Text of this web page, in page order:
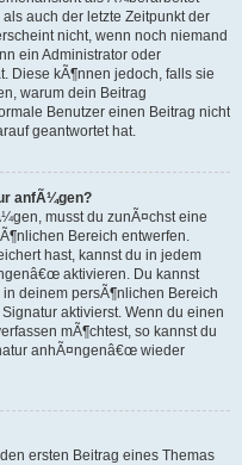
auch der letzte Zeitpunkt der
nicht, wenn noch niemand
ein Administrator oder
Diese kÃ¶nnen jedoch, falls sie
warum dein Beitrag
Benutzer einen Beitrag nicht
geantwortet hat.
anfÃ¼gen?
musst du zunÃ¤chst eine
Bereich entwerfen.
hast, kannst du in jedem
aktivieren. Du kannst
deinem persÃ¶nlichen Bereich
aktivierst. Wenn du einen
mÃ¶chtest, so kannst du
anhÃ¤ngenâ€œ wieder
ersten Beitrag eines Themas